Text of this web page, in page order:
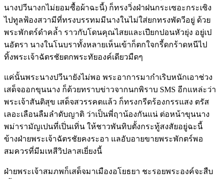
นางปวีนางกไม่ยอมซื้อผ้าฉะนี้) ก็ทรงวิ่งฝ่าฝนกระเซอะกระเซิง
ไปทูลฟ้องสวามีที่ทรงบรรทมมีนางในไม่ใส่ยกทรงพัดวีอยู่ ด้วย
พระพักตร์ดำคล้ำ ราวกับโดนคุณไสยและเปียกปอนหัวยุ่ง อยู่เป
นอัตรา นางในโนบราทั้งหลายเห็นเข้าก็ตกใจกรี้ดกร้าดหนีไป
ทิ้งพระเจ้าฉัตรชัยตกพระทัยองค์เดียวมืดๆ
แค่นั้นพระนางปวีนายังไม่พอ พระอาการมากำเริบหนักเอาช่วง
เสด็จออกขุนนาง ก็ด้วยทราบข่าวจากนกพิราบ SMS อีกแหล่ะว่า
พระเจ้าสันติสุข เสด็จสวรรคตแล้ว ก็ทรงกรีดร้องกรรแสง ตรัส
เลอะเลือนลืมลำดับญาติ ว่าเป็นพี่ฤาน้องกันแน่ ต่อหน้าขุนนาง
พม่ารามัญเปนที่เปิ่นเทิ่น ให้ชาวพันทิบตั้งกระทู้สงสัยอยู่ฉะนี้
ข้างฝ่ายพระเจ้าฉัตรชัยคงระอา แลอับอายขายพระพักตร์พอ
สมควรที่มีมเหสีวิปลาสเยี่ยงนี้
ฝ่ายพระเจ้าสมภพก็เสด็จมาเมืองอโยธยา ชะรอยพระองค์จะสืบ